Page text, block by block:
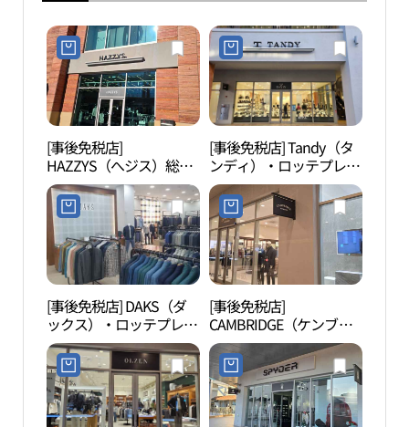
[事後免税店]
HAZZYS（へジス）総
合・ロッテプレミアムア
ウトレットキムヘ（金
海）店(헤지스 롯데프리
미엄아울렛 김해점)
[事後免税店] Tandy（タ
ンディ）・ロッテプレミ
アムアウトレットキムヘ
（金海）店(탠디 롯데프
리미엄아울렛 김해점)
[事後免税店] DAKS（ダ
ックス）・ロッテプレミ
アムアウトレットキムヘ
（金海）店(닥스 롯데프
리미엄아울렛 김해점)
[事後免税店]
CAMBRIDGE（ケンブリ
ッジ）・ロッテプレミア
ムアウトレットキムヘ
（金海）店(캠브리지 롯
데프리미엄아울렛 김해
점)